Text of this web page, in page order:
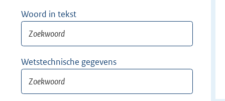
Woord in tekst
Wetstechnische gegevens